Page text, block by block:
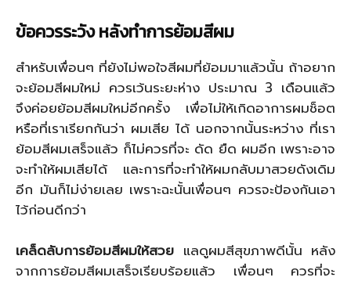
ข้อควรระวัง หลังทำการย้อมสีผม
สำหรับเพื่อนๆ ที่ยังไม่พอใจสีผมที่ย้อมมาแล้วนั้น ถ้าอยาก
จะย้อมสีผมใหม่ ควรเว้นระยะห่าง ประมาณ 3 เดือนแล้ว
จึงค่อยย้อมสีผมใหม่อีกครั้ง เพื่อไม่ให้เกิดอาการผมช็อต
หรือที่เราเรียกกันว่า ผมเสีย ได้ นอกจากนั้นระหว่าง ที่เรา
ย้อมสีผมเสร็จแล้ว ก็ไม่ควรที่จะ ดัด ยืด ผมอีก เพราะอาจ
จะทำให้ผมเสียได้ และการที่จะทำให้ผมกลับมาสวยดังเดิม
อีก มันก็ไม่ง่ายเลย เพราะฉะนั้นเพื่อนๆ ควรจะป้องกันเอา
ไว้ก่อนดีกว่า
เคล็ดลับการย้อมสีผมให้สวย แลดูผมสีสุขภาพดีนั้น หลัง
จากการย้อมสีผมเสร็จเรียบร้อยแล้ว เพื่อนๆ ควรที่จะ